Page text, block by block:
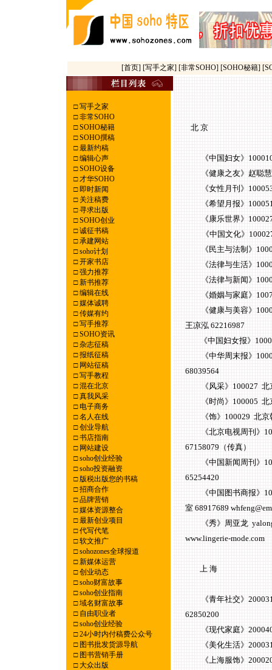
[首页] [写手之家] [非常SOHO] [SOHO秘籍]
□写手之家
□非常SOHO
□SOHO秘籍
□SOHO撰稿
□最新约稿
□编辑心声
□SOHO设备
□才华SOHO
□即时新闻
□关注稿费
□寻求出版
□SOHO创业
□诚征书稿
□承建网站
□soho计划
□开家书店
□强力推荐
□新书推荐
□编辑在线
□媒体诚聘
□传媒有约
□写手推荐
□SOHO资讯
□杂志征稿
□报纸征稿
□网站征稿
□写手教程
□混在北京
□真我风采
□电子商务
□名人在线
□创业导航
□书店指南
□网站建设
□soho创业经验
□soho投资融资
□版税出版您的书稿
□招商合作
□品牌营销
□媒体资源整合
□最新创业项目
□代写代笔
□软文推广
□sohozones全球报道
□新媒体运营
□创业动态
□soho财富故事
□soho创业指南
□域名财富故事
□自由职业者
□soho创业经验
□24小时内付稿费公众号
□图书批发货源导航
□图书营销手册
□大众出版
北 京
《中国妇女》100010
《健康之友》赵聪慧
《女性月刊》100053
《希望月报》100051
《康乐世界》100027
《中国文化》100027
《民主与法制》
《法律与生活》
《法律与新闻》
《婚姻与家庭》
《健康与美容》
王凉泓 62216987
《中国妇女报》
《中华周末报》
68039564
《风采》100027 北
《时尚》100005 北
《饰》100029 北京
《北京电视周刊》
67158079（传真）
《中国新闻周刊》
65254420
《中国图书商报》
室 68917689
《秀》周亚龙
www.lingerie-mode.com
上 海
《青年社交》200031
62850200
《现代家庭》200040
《美化生活》200031
《上海服饰》200020